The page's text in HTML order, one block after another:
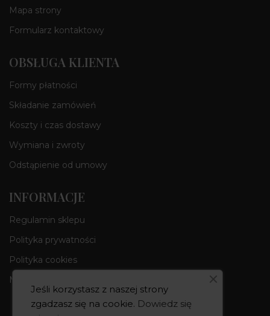
Mapa strony
Formularz kontaktowy
OBSŁUGA KLIENTA
Formy płatności
Składanie zamówień
Koszty i czas dostawy
Wymiana i zwroty
Odstąpienie od umowy
INFORMACJE
Regulamin sklepu
Polityka prywatności
Polityka cookies
Moje konto
Jeśli korzystasz z naszej strony
zgadzasz się na cookie. Dowiedz się